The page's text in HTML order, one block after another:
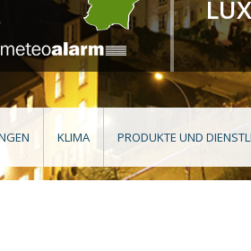
KLIMA PRODUKTE UND